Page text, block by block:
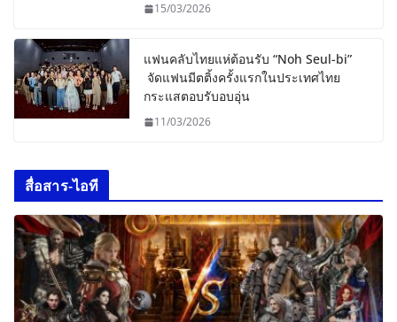
15/03/2026
แฟนคลับไทยแห่ต้อนรับ “Noh Seul-bi”
จัดแฟนมีตติ้งครั้งแรกในประเทศไทย
กระแสตอบรับอบอุ่น
11/03/2026
สื่อสาร-ไอที